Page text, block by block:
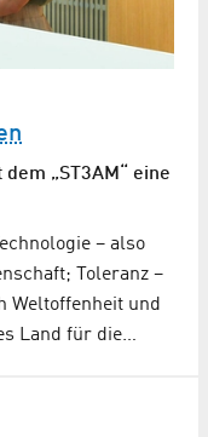
„ST3AM“ eine
– also
Toleranz –
Weltoffenheit und
Land für die…